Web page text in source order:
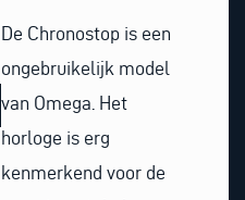
De Chronostop is een
ongebruikelijk model
van Omega. Het
horloge is erg
kenmerkend voor de